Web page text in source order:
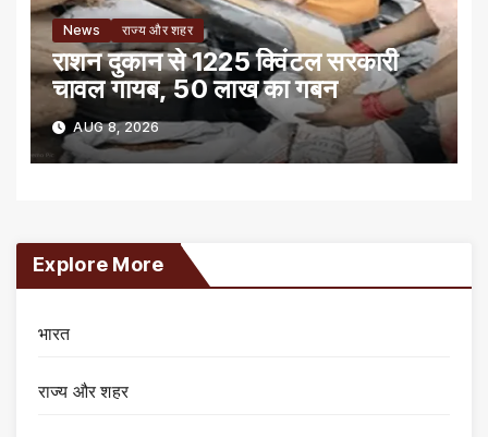
News राज्य और शहर
राशन दुकान से 1225 क्विंटल सरकारी
चावल गायब, 50 लाख का गबन
AUG 8, 2026
Explore More
भारत
राज्य और शहर